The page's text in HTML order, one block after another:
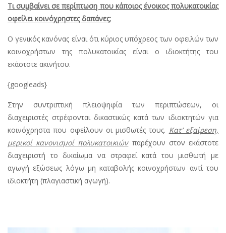
Τι συμβαίνει σε περίπτωση που κάποιος ένοικος πολυκατοικίας
οφείλει κοινόχρηστες δαπάνες;
Ο γενικός κανόνας είναι ότι κύριος υπόχρεος των οφειλών των
κοινοχρήστων της πολυκατοικίας είναι ο ιδιοκτήτης του
εκάστοτε ακινήτου.
{googleads}
Στην συντριπτική πλειοψηφία των περιπτώσεων, οι
διαχειριστές στρέφονται δικαστικώς κατά των ιδιοκτητών για
κοινόχρηστα που οφείλουν οι μισθωτές τους. Κατ’ εξαίρεση,
μερικοί κανονισμοί πολυκατοικιώνπαρέχουν στον εκάστοτε
διαχειριστή το δικαίωμα να στραφεί κατά του μισθωτή με
αγωγή εξώσεως λόγω μη καταβολής κοινοχρήστων αντί του
ιδιοκτήτη (πλαγιαστική αγωγή).